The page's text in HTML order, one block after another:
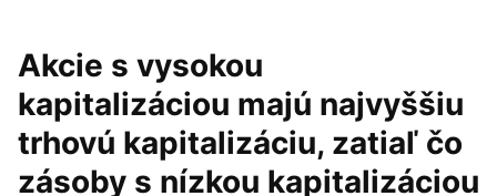
Akcie s vysokou
kapitalizáciou majú najvyššiu
trhovú kapitalizáciu, zatiaľ čo
zásoby s nízkou kapitalizáciou